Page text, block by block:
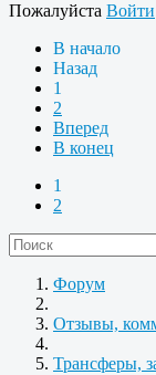
Пожалуйста Войти
В начало
Назад
1
2
Вперед
В конец
1
2
Форум
Отзывы,
Трансферы,